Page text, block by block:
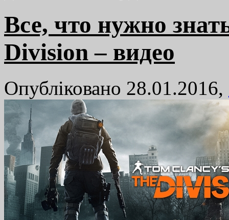
Все, что нужно
Division – видео
Опубліковано 28.01.2016,